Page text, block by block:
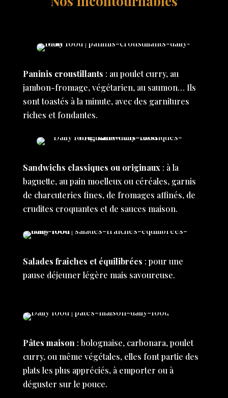
Paninis croustillants : au poulet curry, au
jambon-fromage, végétarien, au saumon… Ils
sont toastés à la minute, avec des garnitures
riches et fondantes.
Sandwichs classiques ou originaux: à la
baguette, au pain moelleux ou céréales, garnis
de charcuteries fines, de fromages affinés, de
crudites croquantes et de sauces maison.
Salades fraîches et équilibrées : pour une
pause déjeuner légère mais savoureuse.
Pâtes maison: bolognaise, carbonara, poulet
curry, ou même végétales, elles font partie des
plats les plus appréciés, à emporter ou à
déguster sur le pouce.